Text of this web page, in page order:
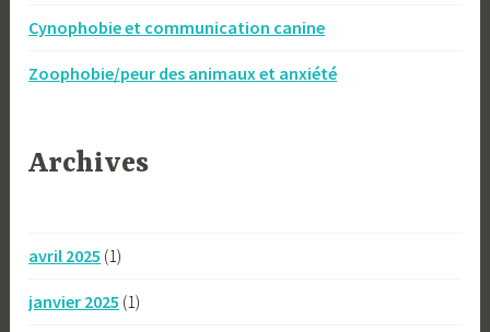
Cynophobie et communication canine
Zoophobie/peur des animaux et anxiété
Archives
avril 2025 (1)
janvier 2025 (1)